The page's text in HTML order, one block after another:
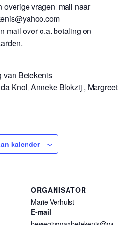
overige vragen: mail naar
mail over o.a. betaling en
van Betekenis
Knol, Anneke Blokzijl, Margreet
kalender
ORGANISATOR
Marie Verhulst
E-mail